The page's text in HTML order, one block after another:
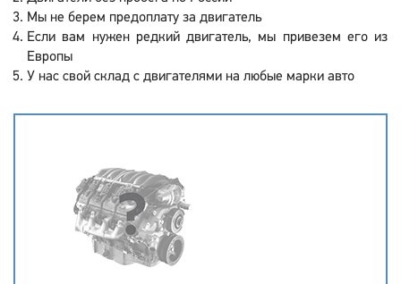
Мы не берем предоплату за двигатель
Если вам нужен редкий двигатель, мы привезем его из
Европы
У нас свой склад с двигателями на любые марки авто